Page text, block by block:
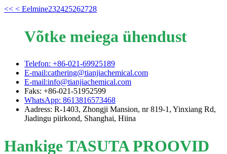
<< < Eelmine232425262728
Võtke meiega ühendust
Telefon: +86-021-69925189
E-mail:cathering@tianjiachemical.com
E-mail:info@tianjiachemical.com
Faks: +86-021-51952599
WhatsApp: 8613816573468
Aadress: R-1403, Zhongji Mansion, nr 819-1, Yinxiang Rd,
Jiadingu piirkond, Shanghai, Hiina
Hankige TASUTA PROOVID